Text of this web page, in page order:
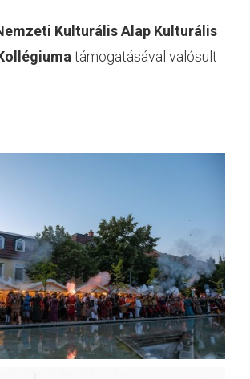
Kulturális Alap Kulturális
támogatásával valósult